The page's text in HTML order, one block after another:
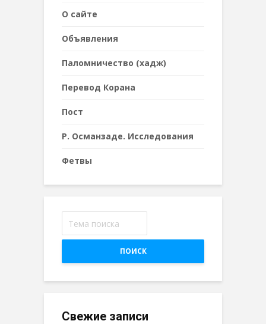
О сайте
Объявления
Паломничество (хадж)
Перевод Корана
Пост
Р. Османзаде. Исследования
Фетвы
ПОИСК
Свежие записи